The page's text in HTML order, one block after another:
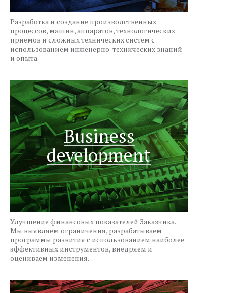
Разработка и создание производственных
процессов, машин, аппаратов, технологических
приемов и сложных технических систем с
использованием инженерно-технических знаний
и опыта.
Business
development
Улучшение финансовых показателей Заказчика.
Мы выявляем ограничения, разрабатываем
программы развития с использованием наиболее
эффективных инструментов, внедряем и
оцениваем изменения.